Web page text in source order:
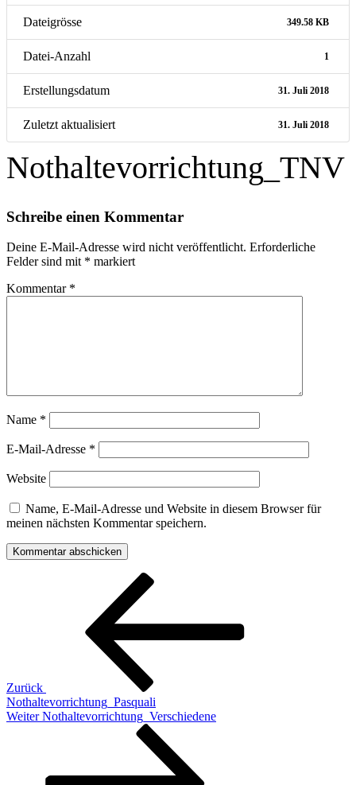
Dateigrösse 349.58 KB
Datei-Anzahl 1
Erstellungsdatum 31. Juli 2018
Zuletzt aktualisiert 31. Juli 2018
Nothaltevorrichtung_TNV
Schreibe einen Kommentar
Deine E-Mail-Adresse wird nicht veröffentlicht. Erforderliche
Felder sind mit * markiert
Kommentar *
Name *
E-Mail-Adresse *
Website
Name, E-Mail-Adresse und Website in diesem Browser für
meinen nächsten Kommentar speichern.
Beitragsnavigation
Zurück
Nothaltevorrichtung_Pasquali
Nächster
Weiter Nothaltevorrichtung_Verschiedene